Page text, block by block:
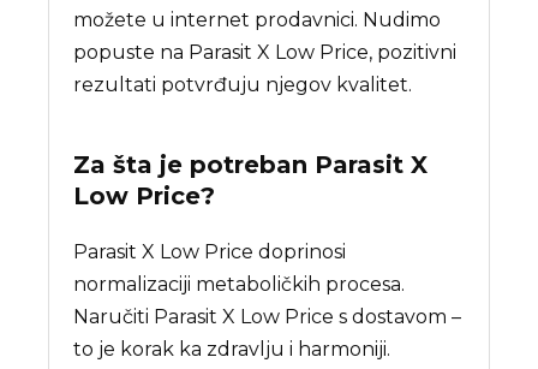
možete u internet prodavnici. Nudimo
popuste na Parasit X Low Price, pozitivni
rezultati potvrđuju njegov kvalitet.
Za šta je potreban Parasit X
Low Price?
Parasit X Low Price doprinosi
normalizaciji metaboličkih procesa.
Naručiti Parasit X Low Price s dostavom –
to je korak ka zdravlju i harmoniji.